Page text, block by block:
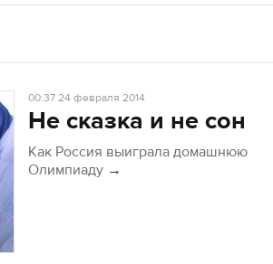
00:3724 февраля 2014
Не сказка и не сон
Как Россия выиграла домашнюю
Олимпиаду →